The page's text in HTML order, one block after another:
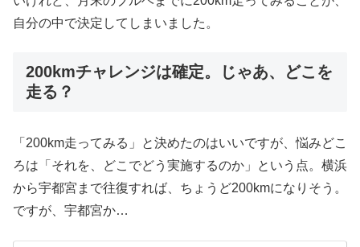
自分の中で決定してしまいました。
200kmチャレンジは確定。じゃあ、どこを
走る？
「200km走ってみる」と決めたのはいいですが、悩みどこ
ろは「それを、どこでどう実施するのか」という点。横浜
から宇都宮まで往復すれば、ちょうど200kmになりそう。
ですが、宇都宮か…